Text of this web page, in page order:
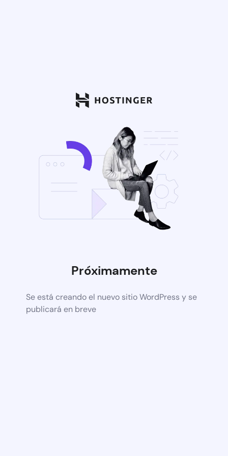
Próximamente
Se está creando el nuevo sitio WordPress y se
publicará en breve